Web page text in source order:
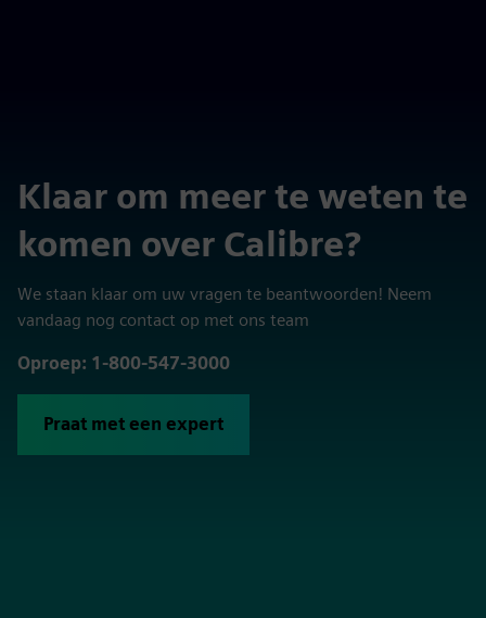
Klaar om meer te weten te
komen over Calibre?
We staan klaar om uw vragen te beantwoorden! Neem
vandaag nog contact op met ons team
Oproep: 1-800-547-3000
Praat met een expert